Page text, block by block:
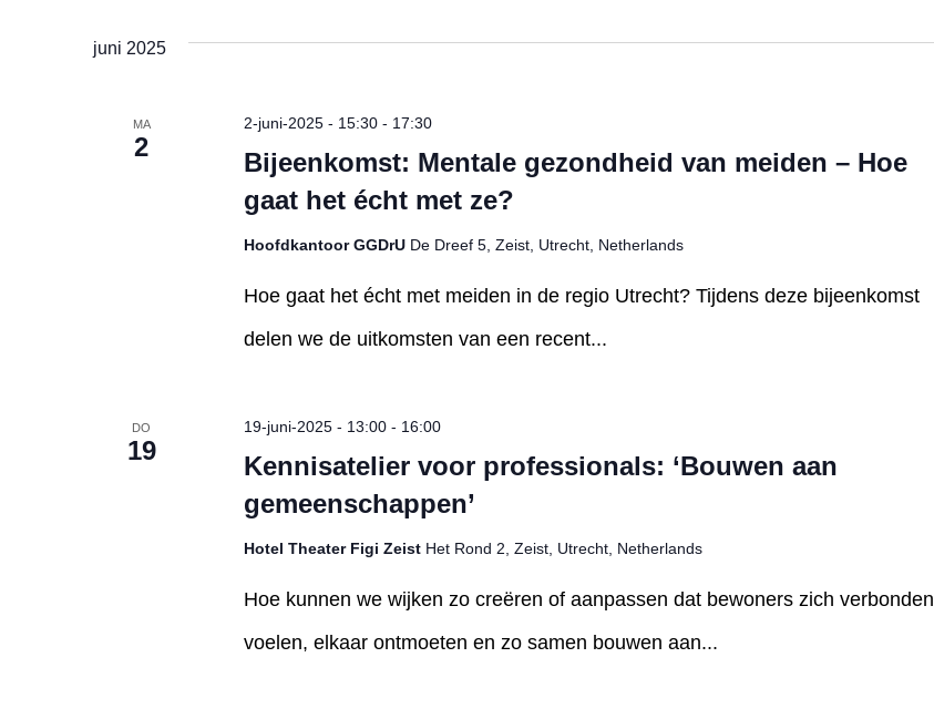
juni 2025
MA
2
Bijeenkomst: Mentale gezondheid van meiden – Hoe
gaat het écht met ze?
2-juni-2025 - 15:30- 17:30
Hoofdkantoor GGDrU De Dreef 5, Zeist, Utrecht, Netherlands
Hoe gaat het écht met meiden in de regio Utrecht? Tijdens deze bijeenkomst
delen we de uitkomsten van een recent...
DO
19
Kennisatelier voor professionals: ‘Bouwen aan
gemeenschappen’
19-juni-2025 - 13:00- 16:00
Hotel Theater Figi Zeist Het Rond 2, Zeist, Utrecht, Netherlands
Hoe kunnen we wijken zo creëren of aanpassen dat bewoners zich verbonden
voelen, elkaar ontmoeten en zo samen bouwen aan...